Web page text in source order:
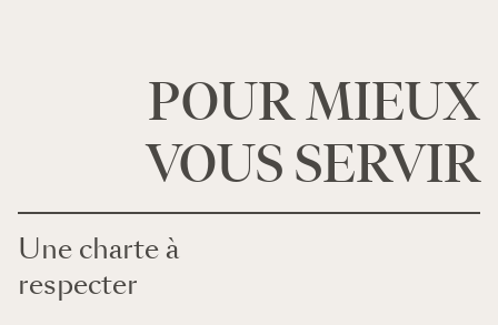
POUR MIEUX
VOUS SERVIR
Une charte à
respecter